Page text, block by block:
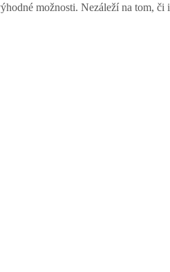
možnosti. Nezáleží na tom,